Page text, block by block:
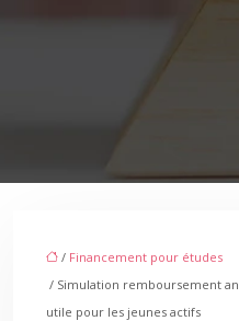
/ Financement pour études
/ Simulation remboursement
utile pour les jeunes actifs